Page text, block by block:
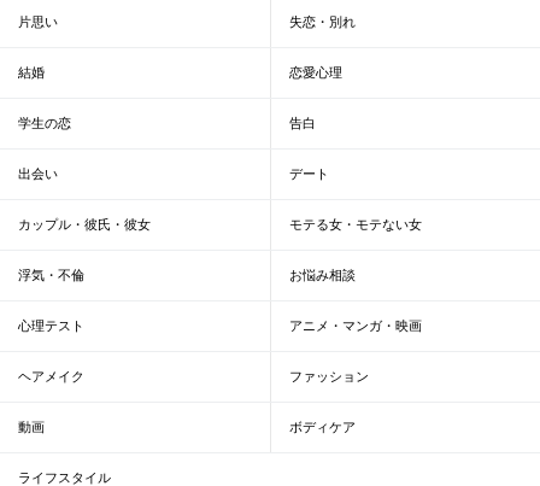
片思い 失恋・別れ
結婚 恋愛心理
学生の恋 告白
出会い デート
カップル・彼氏・彼女 モテる女・モテない女
浮気・不倫 お悩み相談
心理テスト アニメ・マンガ・映画
ヘアメイク ファッション
動画 ボディケア
ライフスタイル